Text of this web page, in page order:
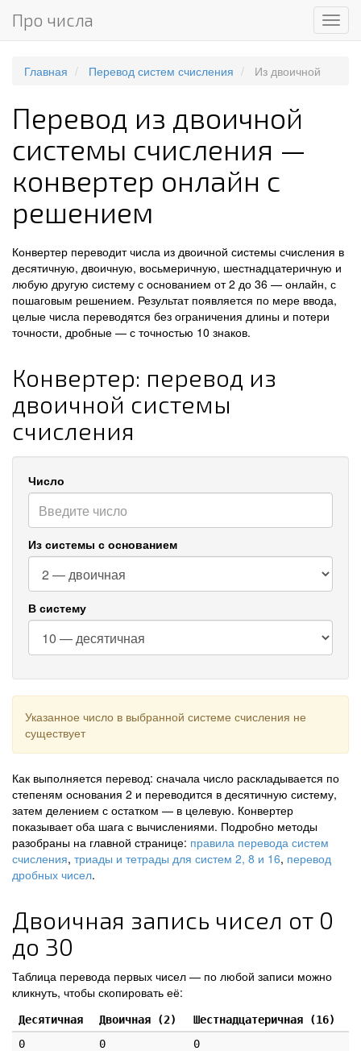
Меню
Про числа
Главная Перевод систем счисления Из двоичной
Перевод из двоичной
системы счисления —
конвертер онлайн с
решением
Конвертер переводит числа из двоичной системы счисления в
десятичную, двоичную, восьмеричную, шестнадцатеричную и
любую другую систему с основанием от 2 до 36 — онлайн, с
пошаговым решением. Результат появляется по мере ввода,
целые числа переводятся без ограничения длины и потери
точности, дробные — с точностью 10 знаков.
Конвертер: перевод из
двоичной системы
счисления
Число
Из системы с основанием
В систему
Указанное число в выбранной системе счисления не
существует
Как выполняется перевод: сначала число раскладывается по
степеням основания 2 и переводится в десятичную систему,
затем делением с остатком — в целевую. Конвертер
показывает оба шага с вычислениями. Подробно методы
разобраны на главной странице: правила перевода систем
счисления, триады и тетрады для систем 2, 8 и 16, перевод
дробных чисел.
Двоичная запись чисел от 0
до 30
Таблица перевода первых чисел — по любой записи можно
кликнуть, чтобы скопировать её:
Десятичная Двоичная (2)
Шестнадцатеричная (16)
0
0
0